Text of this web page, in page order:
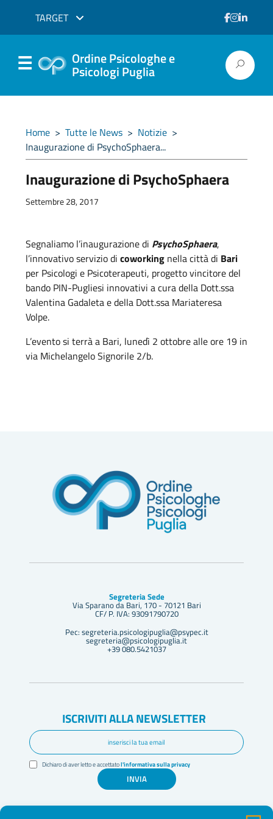
TARGET
Ordine Psicologhe e
Psicologi Puglia
Home > Tutte le News > Notizie >
Inaugurazione di PsychoSphaera...
Inaugurazione di PsychoSphaera
Settembre 28, 2017
Segnaliamo l’inaugurazione di PsychoSphaera,
l’innovativo servizio di coworking nella città di Bari
per Psicologi e Psicoterapeuti, progetto vincitore del
bando PIN-Pugliesi innovativi a cura della Dott.ssa
Valentina Gadaleta e della Dott.ssa Mariateresa
Volpe.
L’evento si terrà a Bari, lunedì 2 ottobre alle ore 19 in
via Michelangelo Signorile 2/b.
Segreteria Sede
Via Sparano da Bari, 170 - 70121 Bari
CF/ P. IVA: 93091790720
Pec: segreteria.psicologipuglia@psypec.it
segreteria@psicologipuglia.it
+39 080.5421037
ISCRIVITI ALLA NEWSLETTER
Dichiaro di aver letto e accettatol'informativa sulla privacy
INVIA